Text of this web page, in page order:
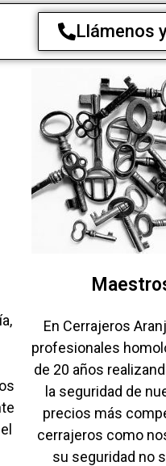
Llámenos
En Cerrajeros
profesionales
de 20 años
la seguridad de
precios más
cerrajeros como
su seguridad no